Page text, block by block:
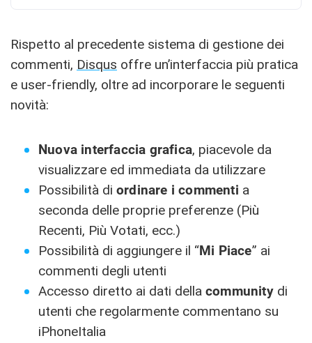
Rispetto al precedente sistema di gestione dei
commenti, Disqus offre un’interfaccia più pratica
e user-friendly, oltre ad incorporare le seguenti
novità:
Nuova interfaccia grafica, piacevole da
visualizzare ed immediata da utilizzare
Possibilità di ordinare i commenti a
seconda delle proprie preferenze (Più
Recenti, Più Votati, ecc.)
Possibilità di aggiungere il “Mi Piace” ai
commenti degli utenti
Accesso diretto ai dati della communitydi
utenti che regolarmente commentano su
iPhoneItalia